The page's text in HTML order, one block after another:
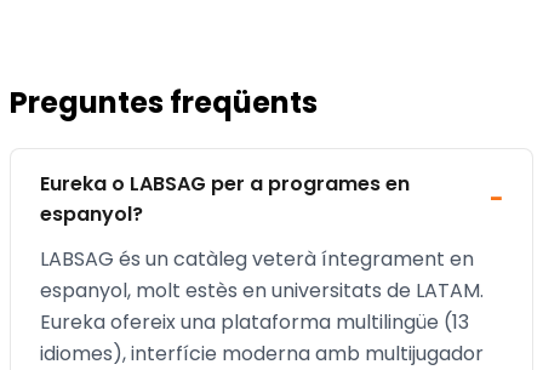
Preguntes freqüents
Eureka o LABSAG per a programes en
espanyol?
LABSAG és un catàleg veterà íntegrament en
espanyol, molt estès en universitats de LATAM.
Eureka ofereix una plataforma multilingüe (13
idiomes), interfície moderna amb multijugador